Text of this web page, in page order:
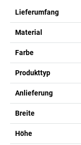
Lieferumfang
Material
Farbe
Produkttyp
Anlieferung
Breite
Höhe